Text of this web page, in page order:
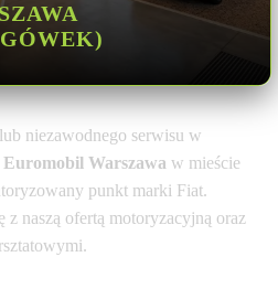
niezawodnego serwisu w
Euromobil Warszawa w mieście
punkt marki Fiat.
z naszą ofertą motoryzacyjną oraz